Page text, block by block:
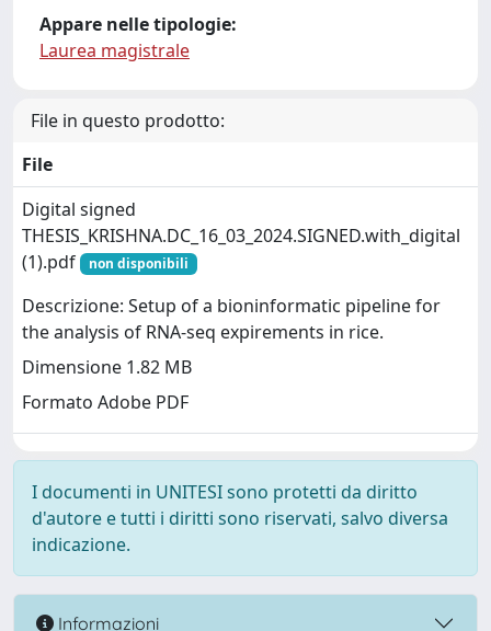
Appare nelle tipologie:
Laurea magistrale
File in questo prodotto:
File
Digital signed
THESIS_KRISHNA.DC_16_03_2024.SIGNED.with_digital
(1).pdf
non disponibili
Descrizione: Setup of a bioninformatic pipeline for
the analysis of RNA-seq expirements in rice.
Dimensione 1.82 MB
Formato Adobe PDF
I documenti in UNITESI sono protetti da diritto
d'autore e tutti i diritti sono riservati, salvo diversa
indicazione.
Informazioni